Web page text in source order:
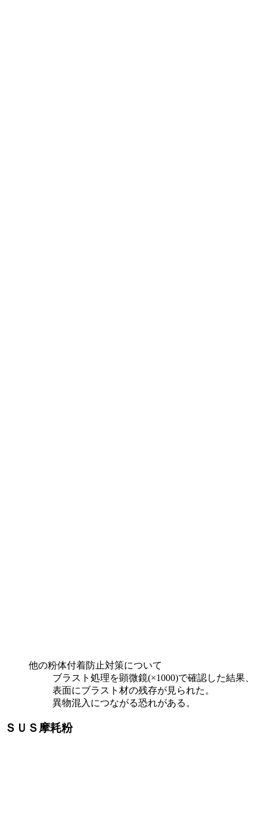
他の粉体付着防止対策について
ブラスト処理を顕微鏡(×1000)で確認した結果、
表面にブラスト材の残存が見られた。
異物混入につながる恐れがある。
ＳＵＳ摩耗粉